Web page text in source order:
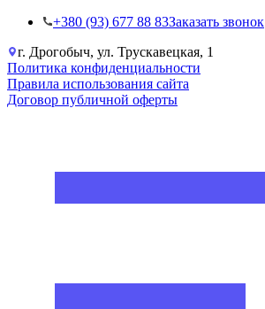
+38‎0 (93) 677 88 83Заказать звонок
г. Дрогобыч, ул. Трускавецкая, 1
Политика конфиденциальности
Правила использования сайта
Договор публичной оферты